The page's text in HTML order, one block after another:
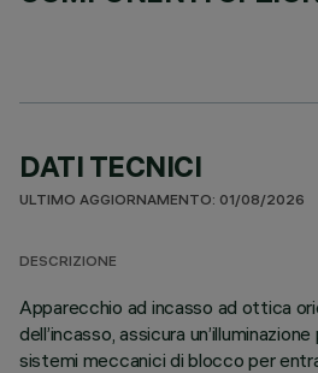
DATI TECNICI
ULTIMO AGGIORNAMENTO: 01/08/2026
DESCRIZIONE
Apparecchio ad incasso ad ottica
dell’incasso, assicura
sistemi meccanici di blocco per